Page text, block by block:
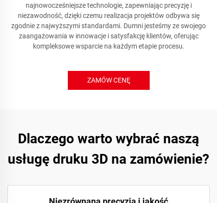
najnowocześniejsze technologie, zapewniając precyzję i
niezawodność, dzięki czemu realizacja projektów odbywa się
zgodnie z najwyższymi standardami. Dumni jesteśmy ze swojego
zaangażowania w innowacje i satysfakcję klientów, oferując
kompleksowe wsparcie na każdym etapie procesu.
ZAMÓW CENĘ
Dlaczego warto wybrać naszą
usługę druku 3D na zamówienie?